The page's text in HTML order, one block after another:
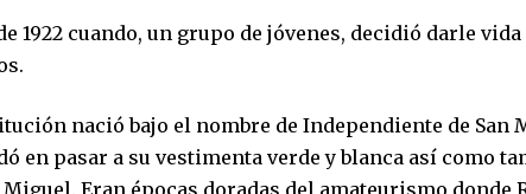
1922 cuando, un grupo de jóvenes, decidió darle vida
nació bajo el nombre de Independiente de San
en pasar a su vestimenta verde y blanca así como
Eran épocas doradas del amateurismo donde